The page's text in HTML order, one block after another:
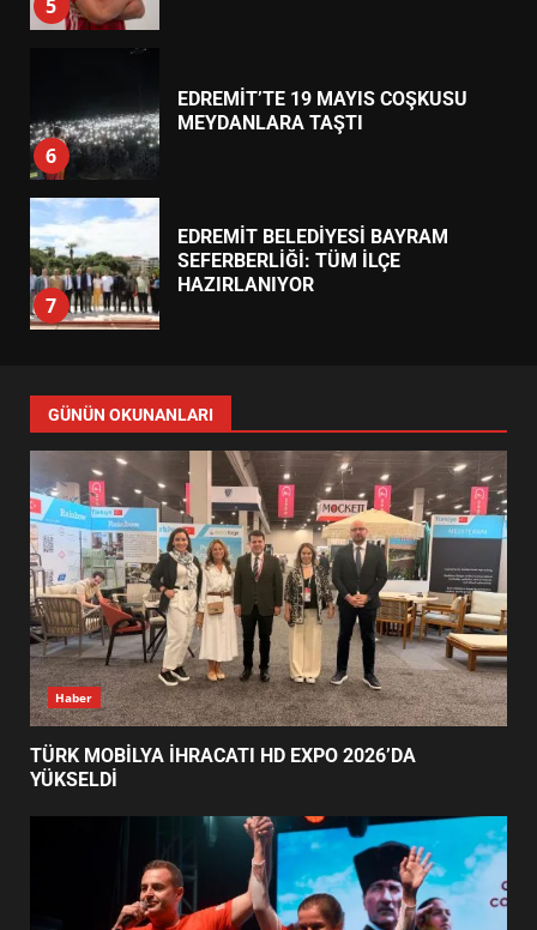
5
6
EDREMİT’TE 19 MAYIS COŞKUSU
MEYDANLARA TAŞTI
7
EDREMİT BELEDİYESİ BAYRAM
SEFERBERLİĞİ: TÜM İLÇE
HAZIRLANIYOR
1
TÜRK MOBİLYA İHRACATI HD
EXPO 2026’DA YÜKSELDİ
2
BALIKESİR’DE 19 MAYIS KORTEJİ
SOKAKLARI DOLDURDU
3
SİBER VATAN’DA NEFES KESEN
YARI FİNAL! 24 GENÇ YARIŞTI
ALTIEYLÜL’DE 19 MAYIS ŞÖLENİ
SOKAKLARA TAŞTI
GÜNÜN OKUNANLARI
Haber
TÜRK MOBİLYA İHRACATI HD EXPO 2026’DA
YÜKSELDİ